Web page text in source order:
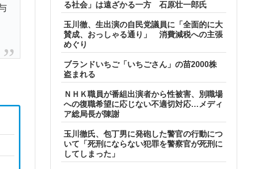
る社会」は遠ざかる一方 石原壮一郎氏
玉川徹、生出演の自民党議員に「全面的に大
賛成、おっしゃる通り」 消費減税への主張
めぐり
ブランドいちご「いちごさん」の苗2000株
盗まれる
ＮＨＫ職員が番組出演者から性被害、別職場
への復職希望に応じない不適切対応…メディ
ア総局長が陳謝
玉川徹氏、包丁男に発砲した警官の行動につ
いて「死刑にならない犯罪を警察官が死刑に
してしまった」